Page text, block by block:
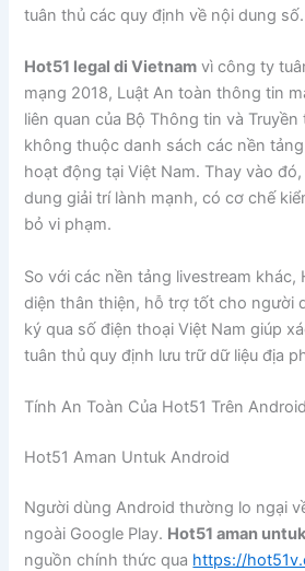
tuân thủ các quy định về nội dung số.
Hot51 legal di Vietnam vì công ty
mạng 2018, Luật An toàn thông tin
liên quan của Bộ Thông tin và
không thuộc danh sách các nền
hoạt động tại Việt Nam. Thay vào
dung giải trí lành mạnh, có cơ chế
bỏ vi phạm.
So với các nền tảng livestream khác,
diện thân thiện, hỗ trợ tốt cho người
ký qua số điện thoại Việt Nam giúp
tuân thủ quy định lưu trữ dữ liệu địa
Tính An Toàn Của Hot51 Trên
Hot51 Aman Untuk Android
Người dùng Android thường lo ngại
ngoài Google Play. Hot51 aman
nguồn chính thức qua https://